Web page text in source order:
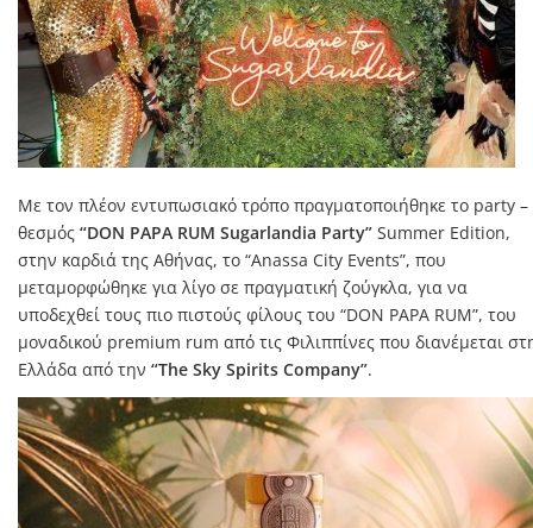
Με τον πλέον εντυπωσιακό τρόπο πραγματοποιήθηκε το party –
θεσμός “DON PAPA RUM Sugarlandia Party” Summer Edition,
στην καρδιά της Αθήνας, το “Anassa City Events”, που
μεταμορφώθηκε για λίγο σε πραγματική ζούγκλα, για να
υποδεχθεί τους πιο πιστούς φίλους του “DON PAPA RUM”, του
μοναδικού premium rum από τις Φιλιππίνες που διανέμεται
Ελλάδα από την “The Sky Spirits Company”.